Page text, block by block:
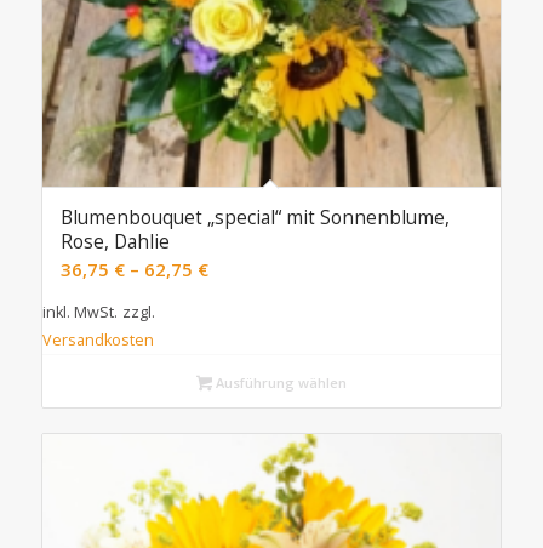
Blumenbouquet „special“ mit Sonnenblume,
Rose, Dahlie
36,75 €– 62,75 €
inkl. MwSt. zzgl.
Versandkosten
Ausführung wählen